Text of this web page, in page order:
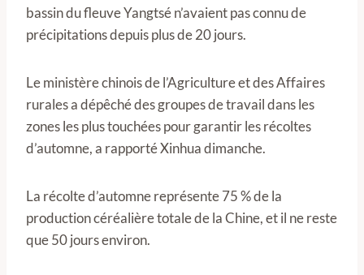
bassin du fleuve Yangtsé n’avaient pas connu de
précipitations depuis plus de 20 jours.
Le ministère chinois de l’Agriculture et des Affaires
rurales a dépêché des groupes de travail dans les
zones les plus touchées pour garantir les récoltes
d’automne, a rapporté Xinhua dimanche.
La récolte d’automne représente 75 % de la
production céréalière totale de la Chine, et il ne reste
que 50 jours environ.